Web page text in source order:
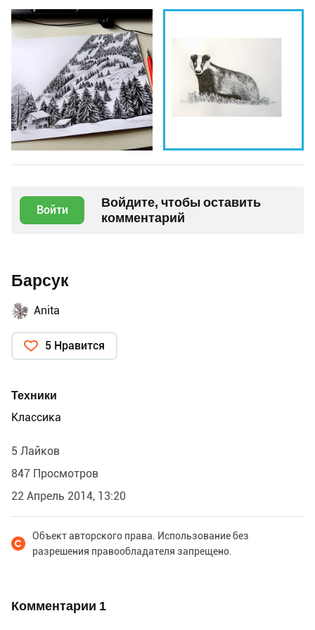
Войти
Войдите, чтобы оставить
комментарий
Барсук
Anita
5 Нравится
Техники
Классика
5 Лайков
847 Просмотров
22 Апрель 2014, 13:20
Объект авторского права. Использование без
разрешения правообладателя запрещено.
Комментарии 1